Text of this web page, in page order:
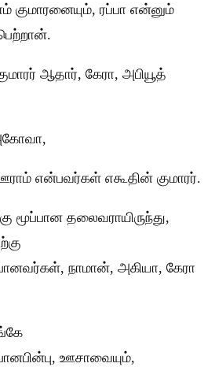
குமாரனையும், ரப்பா என்னும்
ஆதார், கேரா, அபியூத்
என்பவர்கள் எகூதின் குமாரர்.
மூப்பான தலைவராயிருந்து,
நாமான், அகியா, கேரா
ஊசாவையும்,